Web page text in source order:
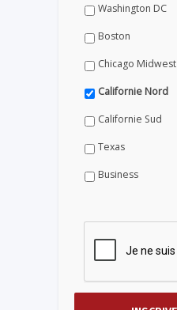
Washington DC
Boston
Chicago Midwest
Californie Nord
Californie Sud
Texas
Business